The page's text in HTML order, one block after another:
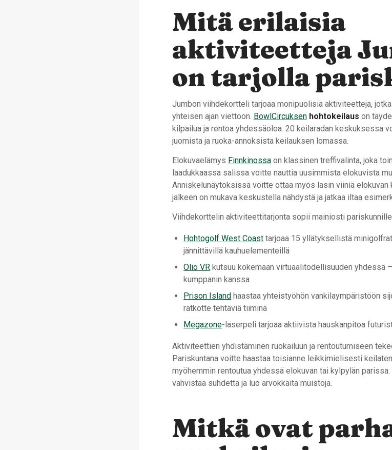
Mitä erilaisia
aktiviteetteja
on tarjolla
Jumbon viihdekortteli tarjoaa monipuolisia aktiviteetteja,
yhteisen ajan viettoon. BowlCircuksen hohtokeilaus on
kilpailua ja rentoa yhdessäoloa. 20 keilaradan keskuksessa
juomista ja ruoka-annoksista keilauksen lomassa.
Elokuvaelämys Finnkinossaon klassinen treffivalinta, joka
laadukkaassa salissa voitte nauttia uusimmista elokuvista
Anniskelunäytöksissä voitte ottaa myös lasin viiniä elokuvan
jälkeen on mukava keskustella nähdystä ja jatkaa iltaa
Viihdekorttelin aktiviteettitarjonta sopii mainiosti
Hohtogolf West Coast tarjoaa 15 yllätyksellistä
jännittävillä kauhuelementeillä
Olio VR kutsuu kokemaan virtuaalitodellisuuden yhdessä
kumppanin kanssa
Prison Island haastaa yhteistyöhön vankilaympäristöön
ratkotte tehtäviä tiiminä
Megazone-laserpeli tarjoaa aktiivista hauskanpitoa
Aktiviteettien yhdistäminen ruokailuun ja rentoutumiseen
Pariskuntana voitte haastaa toisianne leikkimielisesti
myöhemmin rentoutua yhdessä elokuvan tai kylpylän
vahvistaa suhdetta ja luo arvokkaita muistoja.
Mitkä ovat